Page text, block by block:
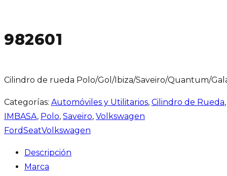
982601
Cilindro de rueda Polo/Gol/Ibiza/Saveiro/Quantum/
Categorías: Automóviles y Utilitarios, Cilindro de Rueda
IMBASA, Polo, Saveiro, Volkswagen
FordSeatVolkswagen
Descripción
Marca